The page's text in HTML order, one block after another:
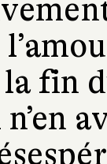
fin
n’en